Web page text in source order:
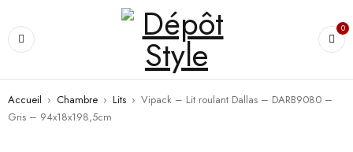
0
Accueil › Chambre › Lits › Vipack – Lit roulant Dallas – DARB9080 –
Gris – 94x18x198,5cm